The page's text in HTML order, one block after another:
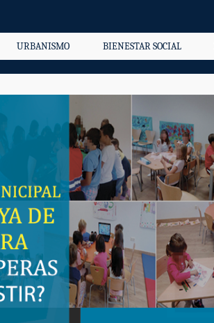
URBANISMO BIENESTAR SOCIAL